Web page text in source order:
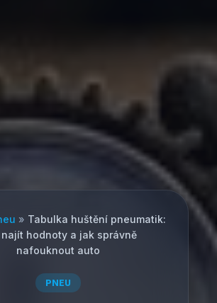
» Tabulka huštění pneumatik:
najít hodnoty a jak správně
nafouknout auto
PNEU